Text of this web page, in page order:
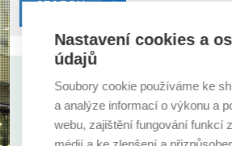
SEARCH
Haven’t you chosen? Take a look
Nastavení cookies a
údajů
Soubory cookie používáme ke
a analýze informací o výkonu a
webu, zajištění fungování funkcí